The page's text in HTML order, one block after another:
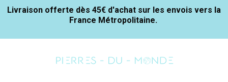
Livraison offerte dès 45€ d'achat sur les envois vers la
France Métropolitaine.